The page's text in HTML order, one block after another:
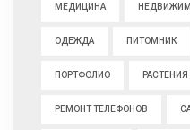
МЕДИЦИНА
ОДЕЖДА ПИТОМНИК
ПОРТФОЛИО РАСТЕНИЯ
РЕМОНТ ТЕЛЕФОНОВ